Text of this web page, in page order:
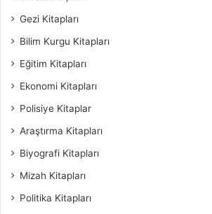
Gezi Kitapları
Bilim Kurgu Kitapları
Eğitim Kitapları
Ekonomi Kitapları
Polisiye Kitaplar
Araştırma Kitapları
Biyografi Kitapları
Mizah Kitapları
Politika Kitapları